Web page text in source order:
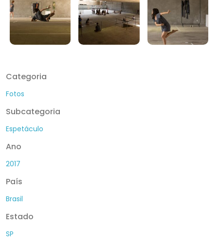
Categoria
Fotos
Subcategoria
Espetáculo
Ano
2017
País
Brasil
Estado
SP